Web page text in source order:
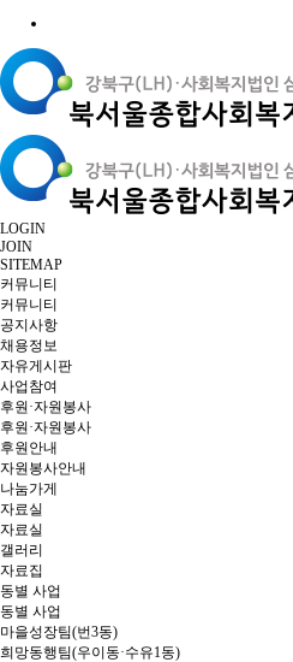
LOGIN
JOIN
SITEMAP
커뮤니티
커뮤니티
공지사항
채용정보
자유게시판
사업참여
후원·자원봉사
후원·자원봉사
후원안내
자원봉사안내
나눔가게
자료실
자료실
갤러리
자료집
동별 사업
동별 사업
마을성장팀(번3동)
희망동행팀(우이동·수유1동)